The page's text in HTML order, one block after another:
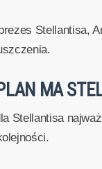
Stellantisa,
MA
Stellantisa